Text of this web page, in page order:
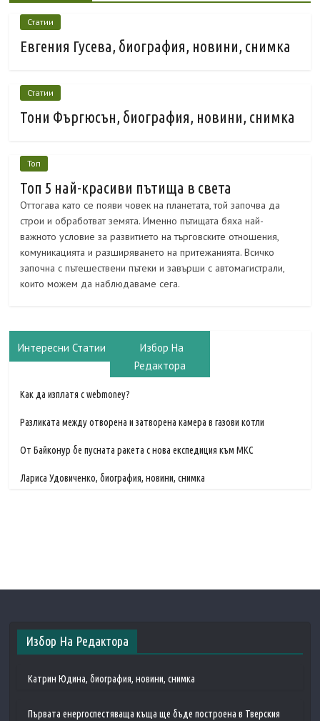
Статии
Евгения Гусева, биография, новини, снимка
Статии
Тони Фъргюсън, биография, новини, снимка
Топ
Топ 5 най-красиви пътища в света
Оттогава като се появи човек на планетата, той започва да
строи и обработват земята. Именно пътищата бяха най-
важното условие за развитието на търговските отношения,
комуникацията и разширяването на притежанията. Всичко
започна с пътешествени пътеки и завърши с автомагистрали,
които можем да наблюдаваме сега.
Интересни Статии
Избор На
Редактора
Как да изплатя с webmoney?
Разликата между отворена и затворена камера в газови котли
От Байконур бе пусната ракета с нова експедиция към МКС
Лариса Удовиченко, биография, новини, снимка
Избор На Редактора
Катрин Юдина, биография, новини, снимка
Първата енергоспестяваща къща ще бъде построена в Тверския